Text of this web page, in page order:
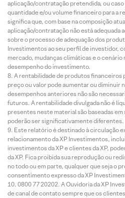
aplicação/contratação pretendida, ou
quantidade e/ou volume financeiro para a
significa que, com base na composição
aplicação/contratação não está adequada
sobre o processo de adequação dos
Investimentos ao seu perfil de investidor,
mercado, mudanças climáticas e o
desempenho do investimento.
A rentabilidade de produtos financeiros
preço ou valor pode aumentar ou diminuir
desempenhos anteriores não são
futuros. A rentabilidade divulgada não é
presentes neste material são baseadas
poderão ser significativamente diferentes.
Este relatório é destinado à circulação
relacionamento da XP Investimentos,
investimentos da XP e clientes da XP,
da XP. Fica proibida sua reprodução ou
no todo ou em parte, qualquer que seja o
consentimento expresso da XP
0800 77 20202. A Ouvidoria da XP
de canal de contato sempre que os